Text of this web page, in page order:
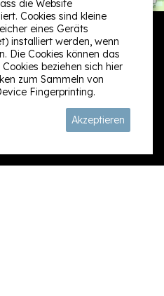
die Website
Cookies sind kleine
eines Geräts
installiert werden, wenn
Die Cookies können das
beziehen sich hier
zum Sammeln von
Fingerprinting.
Akzeptieren